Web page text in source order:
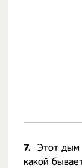
7. Этот дым
какой